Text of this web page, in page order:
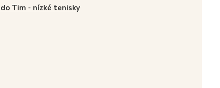
Tim - nízké tenisky